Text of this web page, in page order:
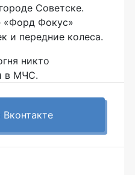
Советске.
«Форд Фокус»
и передние колеса.
никто
в МЧС.
Вконтакте